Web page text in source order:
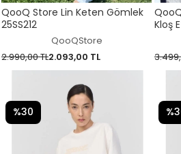
QooQ Store Lin Keten Gömlek
25SS212
QooQStore
2.990,00 TL2.093,00 TL
Kloş
%30